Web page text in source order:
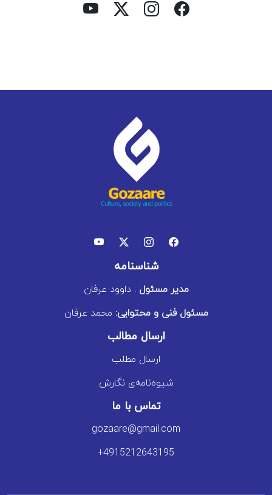
شناسنامه
مدیر مسئول: داوود عرفان
مسئول فنی و محتوایی: محمد عرفان
ارسال مطالب
ارسال مطلب
شیوه‌نامه‌ی نگارش
تماس با ما
gozaare@gmail.com
+4915212643195